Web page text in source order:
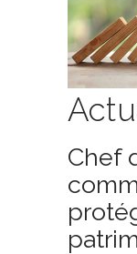
Chef